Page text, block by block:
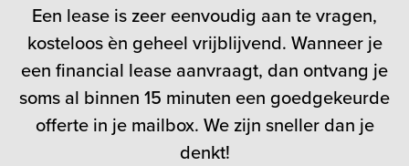
Een lease is zeer eenvoudig aan te vragen,
kosteloos èn geheel vrijblijvend. Wanneer je
een financial lease aanvraagt, dan ontvang je
soms al binnen 15 minuten een goedgekeurde
offerte in je mailbox. We zijn sneller dan je
denkt!